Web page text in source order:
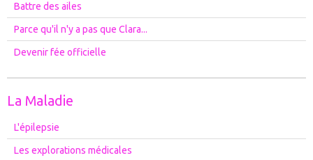
Battre des ailes
Parce qu'il n'y a pas que Clara...
Devenir fée officielle
La Maladie
L'épilepsie
Les explorations médicales